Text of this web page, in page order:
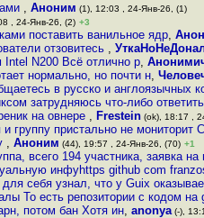
, Аноним (1), 12:03 , 24-Янв-26, (1)
, 24-Янв-26, (2) +3
поставить ванильное ядр,
отзовитесь ,
N200 Всё отлично р,
нормально, но почти н,
в русско и англоязычных
затрудняюсь что-либо
на овнере , Frestein (ok), 18:17 ,
группу пристально не мониторит
, Аноним (44), 19:57 , 24-Янв-26, (70) +1
всего 194 участника, заявка
инфуhttps github com
себя узнал, что у Guix
То есть репозитории с кодом на
потом бан Хотя ин, anonya (-),